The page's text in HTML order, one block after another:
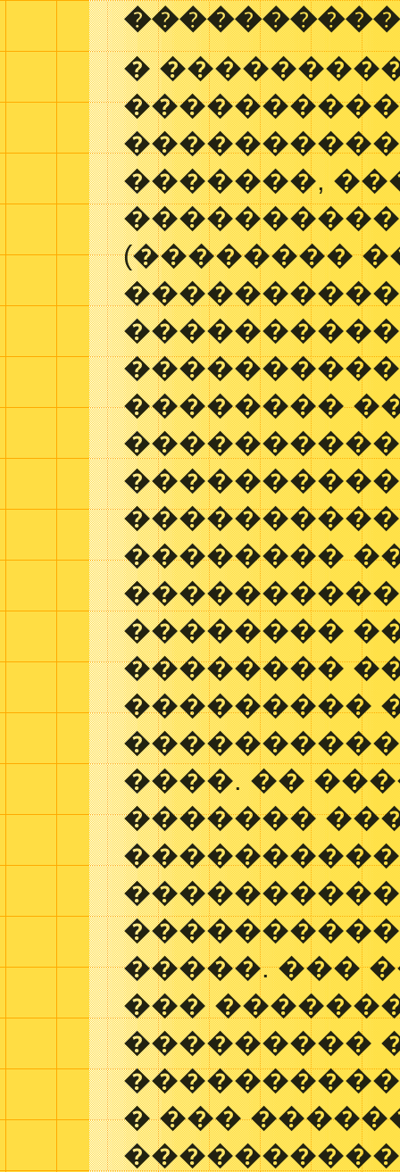
�
�������,
(��������
��������
��������
��������
��������
���������
����. ��
�������
�����. ���
���
���������
� ���